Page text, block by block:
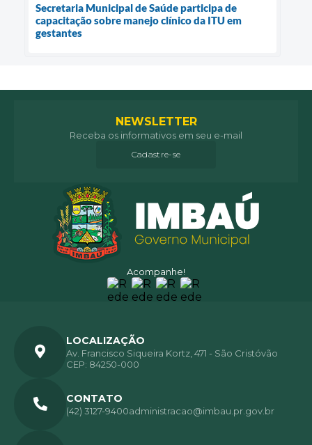
Secretaria Municipal de Saúde participa de
capacitação sobre manejo clínico da ITU em
gestantes
Acompanhe!
NEWSLETTER
Receba os informativos em seu e-mail
Cadastre-se
LOCALIZAÇÃO
Av. Francisco Siqueira Kortz, 471 - São Cristóvão
CEP: 84250-000
CONTATO
(42) 3127-9400administracao@imbau.pr.gov.br